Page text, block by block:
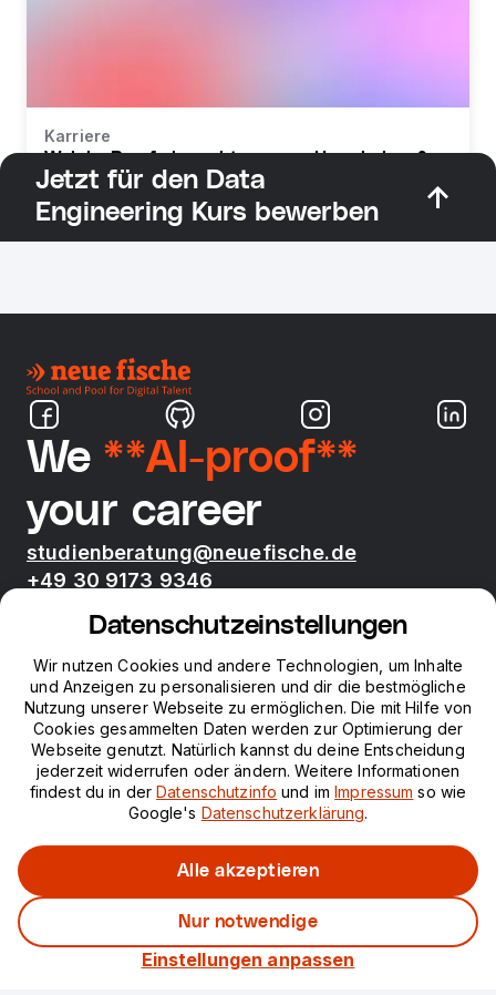
Karriere
Welche Berufe braucht man zur Umschulung?
Jetzt für den Data
Engineering Kurs bewerben
We **AI-proof**
your career
studienberatung@neuefische.de
+49 30 9173 9346
neue fische
Ressourcen
Kurse
ImpressumDatenschutz
©2026neuefische GmbH
Datenschutzeinstellungen
Wir nutzen Cookies und andere Technologien, um Inhalte
und Anzeigen zu personalisieren und dir die bestmögliche
Nutzung unserer Webseite zu ermöglichen. Die mit Hilfe von
Cookies gesammelten Daten werden zur Optimierung der
Webseite genutzt. Natürlich kannst du deine Entscheidung
jederzeit widerrufen oder ändern. Weitere Informationen
findest du in derDatenschutzinfo und imImpressum so wie
Google's Datenschutzerklärung.
Alle akzeptieren
Nur notwendige
Einstellungen anpassen